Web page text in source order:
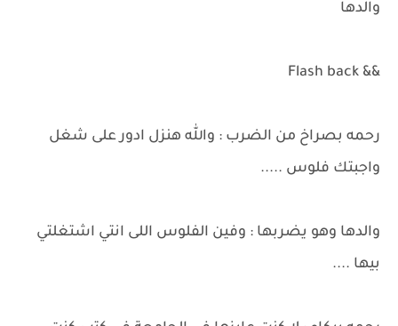
والدها
&& Flash back
رحمه بصراخ من الضرب : والله هنزل ادور على شغل
واجبتك فلوس .....
والدها وهو يضربها : وفين الفلوس اللى انتي اشتغلتي
بيها ....